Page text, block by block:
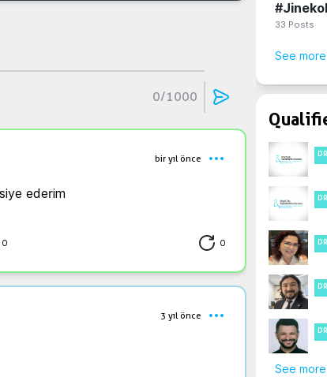
0/1000
bir yıl önce
ederim
0 0
3 yıl önce
#
33 Posts
See more
DR
DR
DR
DR
DR
See more